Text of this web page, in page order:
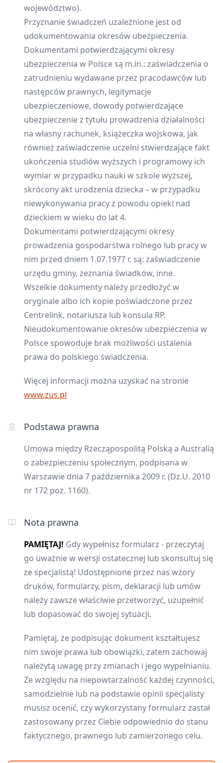
województwo).
Przyznanie świadczeń uzależnione jest od
udokumentowania okresów ubezpieczenia.
Dokumentami potwierdzającymi okresy
ubezpieczenia w Polsce są m.in.: zaświadczenia o
zatrudnieniu wydawane przez pracodawców lub
następców prawnych, legitymacje
ubezpieczeniowe, dowody potwierdzające
ubezpieczenie z tytułu prowadzenia działalności
na własny rachunek, książeczka wojskowa, jak
również zaświadczenie uczelni stwierdzające fakt
ukończenia studiów wyższych i programowy ich
wymiar w przypadku nauki w szkole wyższej,
skrócony akt urodzenia dziecka – w przypadku
niewykonywania pracy z powodu opieki nad
dzieckiem w wieku do lat 4.
Dokumentami potwierdzającymi okresy
prowadzenia gospodarstwa rolnego lub pracy w
nim przed dniem 1.07.1977 r. są: zaświadczenie
urzędu gminy, zeznania świadków, inne.
Wszelkie dokumenty należy przedłożyć w
oryginale albo ich kopie poświadczone przez
Centrelink, notariusza lub konsula RP.
Nieudokumentowanie okresów ubezpieczenia w
Polsce spowoduje brak możliwości ustalenia
prawa do polskiego świadczenia.
Więcej informacji można uzyskać na stronie
www.zus.pl
Podstawa prawna
Umowa między Rzecząpospolitą Polską a Australią
o zabezpieczeniu społecznym, podpisana w
Warszawie dnia 7 października 2009 r. (Dz.U. 2010
nr 172 poz. 1160).
Nota prawna
PAMIĘTAJ! Gdy wypełnisz formularz - przeczytaj
go uważnie w wersji ostatecznej lub skonsultuj się
ze specjalistą! Udostępnione przez nas wzory
druków, formularzy, pism, deklaracji lub umów
należy zawsze właściwie przetworzyć, uzupełnić
lub dopasować do swojej sytuacji.
Pamiętaj, że podpisując dokument kształtujesz
nim swoje prawa lub obowiązki, zatem zachowaj
należytą uwagę przy zmianach i jego wypełnianiu.
Ze względu na niepowtarzalność każdej czynności,
samodzielnie lub na podstawie opinii specjalisty
musisz ocenić, czy wykorzystany formularz zastał
zastosowany przez Ciebie odpowiednio do stanu
faktycznego, prawnego lub zamierzonego celu.